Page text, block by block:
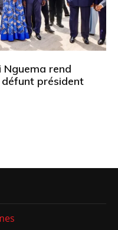
Nguema rend
président